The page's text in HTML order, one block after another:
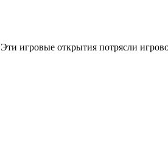
игровые открытия потрясли